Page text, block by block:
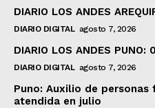
DIARIO LOS ANDES
DIARIO DIGITAL agosto 7, 2026
DIARIO LOS ANDES
DIARIO DIGITAL agosto 7, 2026
Puno: Auxilio de
atendida en julio